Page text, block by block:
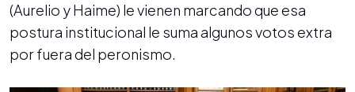
(Aurelio y Haime) le vienen marcando que esa
postura institucional le suma algunos votos extra
por fuera del peronismo.